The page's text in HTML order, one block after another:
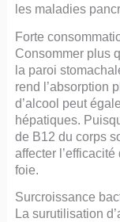
les maladies
Forte
Consommer plus
la paroi
rend l’absorption
d’alcool peut
hépatiques.
de B12 du corps
affecter
foie.
Surcroissance
La surutilisation